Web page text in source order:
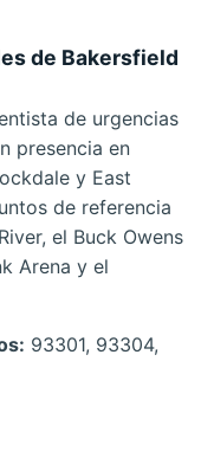
de Bakersfield
de urgencias
presencia en
y East
de referencia
el Buck Owens
Arena y el
93301, 93304,